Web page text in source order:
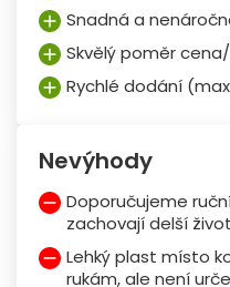
Snadná a
Skvělý poměr
Rychlé dodání
Nevýhody
Doporučujeme
zachovají delší
Lehký plast místo
rukám, ale není